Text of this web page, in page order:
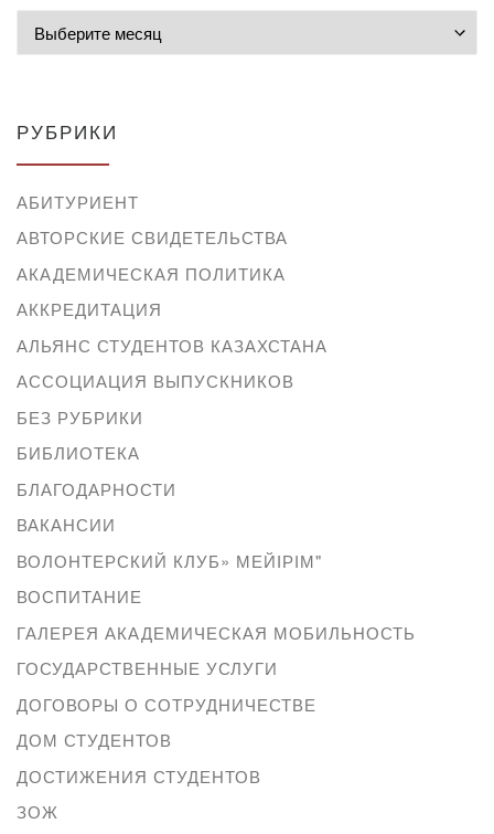
РУБРИКИ
АБИТУРИЕНТ
АВТОРСКИЕ СВИДЕТЕЛЬСТВА
АКАДЕМИЧЕСКАЯ ПОЛИТИКА
АККРЕДИТАЦИЯ
АЛЬЯНС СТУДЕНТОВ КАЗАХСТАНА
АССОЦИАЦИЯ ВЫПУСКНИКОВ
БЕЗ РУБРИКИ
БИБЛИОТЕКА
БЛАГОДАРНОСТИ
ВАКАНСИИ
ВОЛОНТЕРСКИЙ КЛУБ» МЕЙІРІМ"
ВОСПИТАНИЕ
ГАЛЕРЕЯ АКАДЕМИЧЕСКАЯ МОБИЛЬНОСТЬ
ГОСУДАРСТВЕННЫЕ УСЛУГИ
ДОГОВОРЫ О СОТРУДНИЧЕСТВЕ
ДОМ СТУДЕНТОВ
ДОСТИЖЕНИЯ СТУДЕНТОВ
ЗОЖ